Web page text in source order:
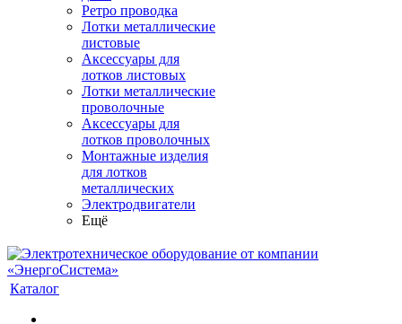
Ретро проводка
Лотки металлические
листовые
Аксессуары для
лотков листовых
Лотки металлические
проволочные
Аксессуары для
лотков проволочных
Монтажные изделия
для лотков
металлических
Электродвигатели
Ещё
Каталог